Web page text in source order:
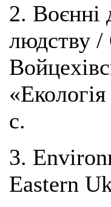
2. Воєнні
людству
с.
3.
Eastern